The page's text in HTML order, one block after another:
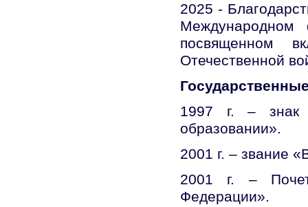
2025 -
посвященном
Отечественной
1997 г. – знак
образовании».
2001 г. – звание
2001 г. –
Федерации».